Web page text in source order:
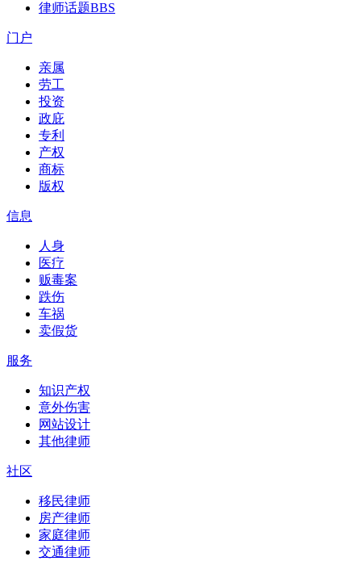
律师话题BBS
门户
亲属
劳工
投资
政庇
专利
产权
商标
版权
信息
人身
医疗
贩毒案
跌伤
车祸
卖假货
服务
知识产权
意外伤害
网站设计
其他律师
社区
移民律师
房产律师
家庭律师
交通律师